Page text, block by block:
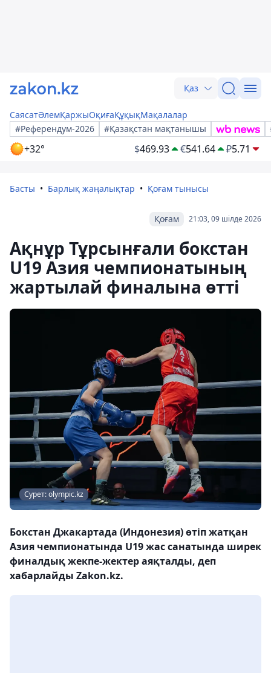
Қаз
СаясатӘлемҚаржыОқиғаҚұқықМақалалар
#Референдум-2026
#Қазақстан мақтанышы
+32° $469.93 €541.64 ₽5.71
Басты Барлық жаңалықтар Қоғам тынысы
21:03, 09 шілде 2026
Қоғам
Ақнұр Тұрсынғали бокстан
U19 Азия чемпионатының
жартылай финалына өтті
Сурет: olympic.kz
Бокстан Джакартада (Индонезия) өтіп жатқан
Азия чемпионатында U19 жас санатында ширек
финалдық жекпе-жектер аяқталды, деп
хабарлайды Zakon.kz.